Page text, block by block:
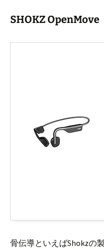
SHOKZ OpenMove
骨伝導といえばShokzの